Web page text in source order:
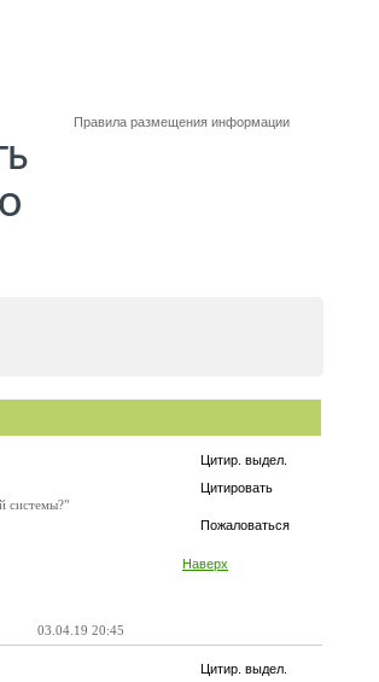
Правила размещения информации
Цитир. выдел.
Цитировать
Пожаловаться
Наверх
системы?"
03.04.19 20:45
Цитир. выдел.